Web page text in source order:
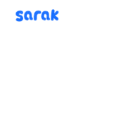
sarak